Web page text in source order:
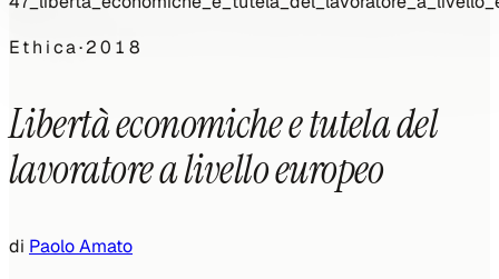
Ethica·2018
Libertà economiche e tutela del
lavoratore a livello europeo
di Paolo Amato